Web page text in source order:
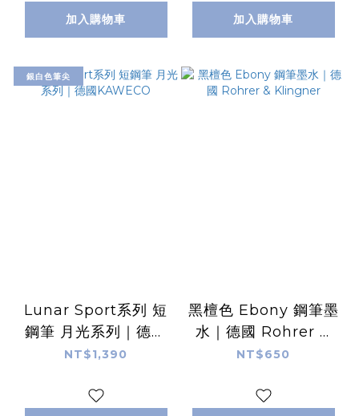
加入購物車 加入購物車
銀白色筆尖
Lunar Sport系列 短
鋼筆 月光系列｜德國
KAWECO
NT$1,390
黑檀色 Ebony 鋼筆墨
水｜德國 Rohrer &
Klingner
NT$650